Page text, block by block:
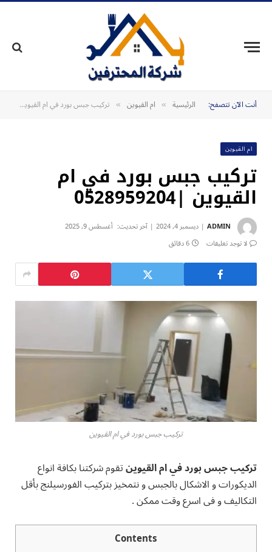
أنت الآن تتصفح: الرئيسية » ام القيوين » تركيب جبس بورد في ام القيوين |0528959204
ام القيوين
تركيب جبس بورد في ام
القيوين |0528959204
ADMIN ديسمبر 4, 2024 آخر تحديث: أغسطس 9, 2025
لا توجد تعليقات
6 دقائق
تركيب جبس بورد في ام القيوين
تركيب جبس بورد في ام القيوينتقوم شركتنا بكافة انواع
الديكورات و الاشكال بالجبس و نتمخيز بتركيب الفورسيلنج بأقل
التكاليف و فى اسرع وقت ممكن .
Contents